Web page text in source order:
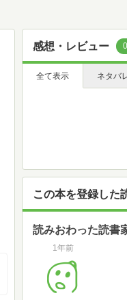
感想・レビュー 0
全て表示 ネタバ
この本を登録した
読みおわった読書
1年前